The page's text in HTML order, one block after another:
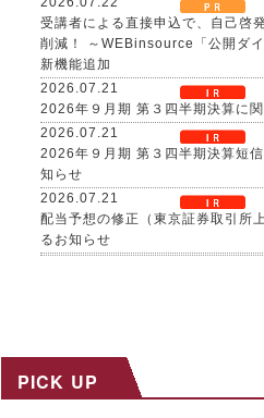
受講者による直接申込で、自己啓
削減！ ～WEBinsource「公開ダ
新機能追加
2026.07.21
2026年９月期 第３四半期決算に
2026.07.21
2026年９月期 第３四半期決算短
知らせ
2026.07.21
配当予想の修正（東京証券取引所
るお知らせ
自己株式取得に係る事項の決定及
ペーンを開催 ～３日間29,800円
PICK UP